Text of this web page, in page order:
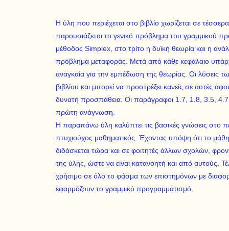
Η ύλη που περιέχεται στο βιβλίο χωρίζεται σε
παρουσιάζεται το γενικό πρόβλημα του γραμμικού
μέθοδος Simplex, στο τρίτο η δυϊκή θεωρία και η
πρόβλημα μεταφοράς. Μετά από κάθε κεφάλαιο
αναγκαία για την εμπέδωση της θεωρίας. Οι λύσεις
βιβλίου και μπορεί να προστρέξει κανείς σε αυτές
δυνατή προσπάθεια. Οι παράγραφοι 1.7, 1.8, 3.5,
πρώτη ανάγνωση.
Η παραπάνω ύλη καλύπτει τις βασικές γνώσεις στο
πτυχιούχος μαθηματικός. Έχοντας υπόψη ότι το
διδάσκεται τώρα και σε φοιτητές άλλων σχολών,
της ύλης, ώστε να είναι κατανοητή και από αυτούς.
χρήσιμο σε όλο το φάσμα των επιστημόνων με
εφαρμόζουν το γραμμικό προγραμματισμό.